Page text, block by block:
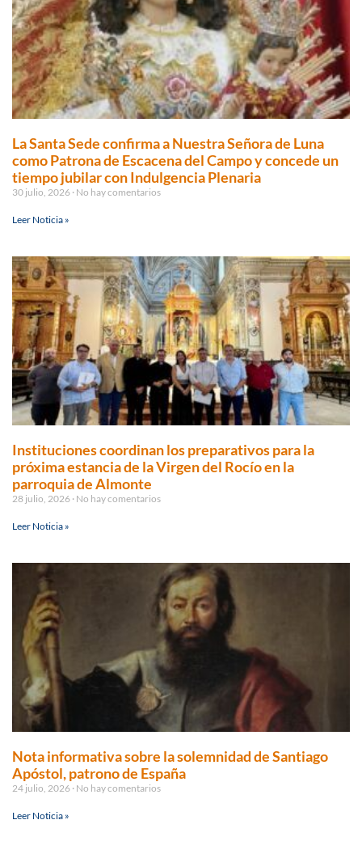
La Santa Sede confirma a Nuestra Señora de Luna
como Patrona de Escacena del Campo y concede un
tiempo jubilar con Indulgencia Plenaria
30 julio, 2026 No hay comentarios
Leer Noticia »
Instituciones coordinan los preparativos para la
próxima estancia de la Virgen del Rocío en la
parroquia de Almonte
28 julio, 2026 No hay comentarios
Leer Noticia »
Nota informativa sobre la solemnidad de Santiago
Apóstol, patrono de España
24 julio, 2026 No hay comentarios
Leer Noticia »